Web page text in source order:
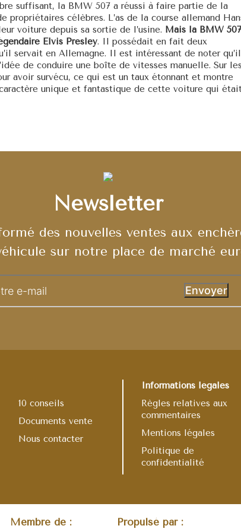
suffisant, la BMW 507 a réussi à faire partie de la
célèbres. L’as de la course allemand
voiture depuis sa sortie de l’usine. Mais la BMW 507
Elvis Presley. Il possédait en fait deux
servait en Allemagne. Il est intéressant de noter qu’il
de conduire une boîte de vitesses manuelle. Sur les
avoir survécu, ce qui est un taux étonnant et montre
unique et fantastique de cette voiture qui
Newsletter
des nouvelles ventes aux
sur notre place de marché
Envoyer
10 conseils
Documents vente
Nous contacter
Informations légales
Règles relatives aux
commentaires
Mentions légales
Politique de
confidentialité
Membre de : Propulsé par :